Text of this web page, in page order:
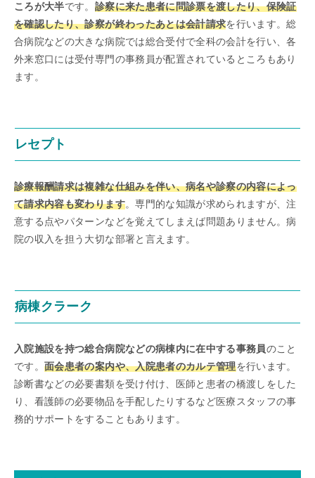
ころが大半です。 診察に来た患者に問診票を渡したり、保険証
を確認したり、診察が終わったあとは会計請求を行います。総
合病院などの大きな病院では総合受付で全科の会計を行い、各
外来窓口には受付専門の事務員が配置されているところもあり
ます。
レセプト
診療報酬請求は複雑な仕組みを伴い、病名や診察の内容によっ
て請求内容も変わります。専門的な知識が求められますが、注
意する点やパターンなどを覚えてしまえば問題ありません。病
院の収入を担う大切な部署と言えます。
病棟クラーク
入院施設を持つ総合病院などの病棟内に在中する事務員のこと
です。面会患者の案内や、入院患者のカルテ管理を行います。
診断書などの必要書類を受け付け、医師と患者の橋渡しをした
り、看護師の必要物品を手配したりするなど医療スタッフの事
務的サポートをすることもあります。